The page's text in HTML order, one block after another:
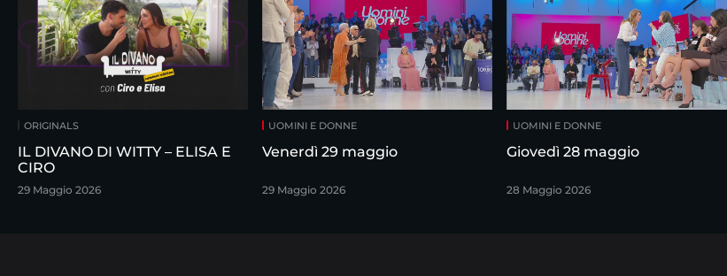
ORIGINALS
IL DIVANO DI WITTY – ELISA E
CIRO
29 Maggio 2026
UOMINI E DONNE
Venerdì 29 maggio
29 Maggio 2026
UOMINI E DONNE
Giovedì 28 maggio
28 Maggio 2026